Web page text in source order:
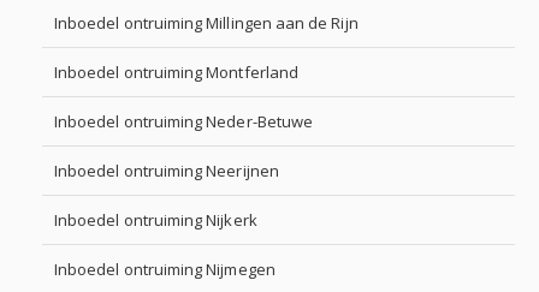
Inboedel ontruiming Millingen aan de Rijn
Inboedel ontruiming Montferland
Inboedel ontruiming Neder-Betuwe
Inboedel ontruiming Neerijnen
Inboedel ontruiming Nijkerk
Inboedel ontruiming Nijmegen